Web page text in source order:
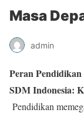
Masa
admin
Peran
SDM Indonesia:
Pendidikan